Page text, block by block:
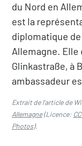
du Nord en
est la
diplomatique
Allemagne. Elle
Glinkastraße, à
ambassadeur
Extrait de l'article de
Allemagne(Licence:
Photos).